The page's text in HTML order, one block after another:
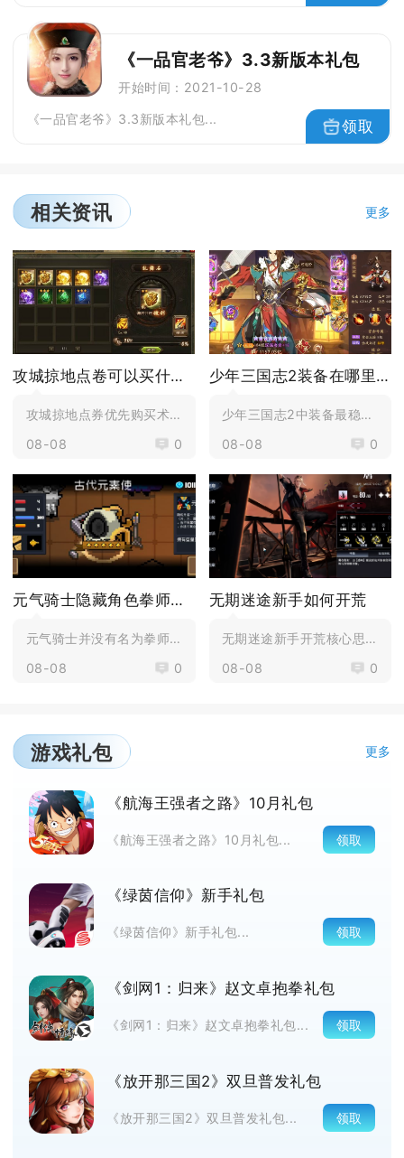
领取
《一品官老爷》3.3新版本礼包
开始时间：2021-10-28
《一品官老爷》3.3新版本礼包...
相关资讯 更多
攻城掠地点卷可以买什么好
攻城掠地点券优先购买术士工坊、牢房、核心套装图纸，...
08-08
0
少年三国志2装备在哪里买
少年三国志2中装备最稳定的购买地点是神装商店，军团...
08-08
0
元气骑士隐藏角色拳师怎么解锁
元气骑士并没有名为拳师的隐藏角色，网上流传的拳师解...
08-08
0
无期迷途新手如何开荒
无期迷途新手开荒核心思路优先免费强势角色组建通用混...
08-08
0
游戏礼包 更多
《航海王强者之路》10月礼包
《航海王强者之路》10月礼包... 领取
《绿茵信仰》新手礼包
《绿茵信仰》新手礼包... 领取
《剑网1：归来》赵文卓抱拳礼包
《剑网1：归来》赵文卓抱拳礼包... 领取
《放开那三国2》双旦普发礼包
《放开那三国2》双旦普发礼包... 领取